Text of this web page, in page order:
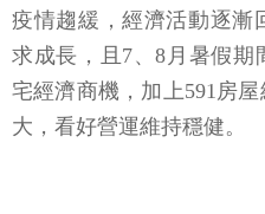
疫情趨緩，經濟活動逐漸
求成長，且7、8月暑假期
宅經濟商機，加上591房
大，看好營運維持穩健。